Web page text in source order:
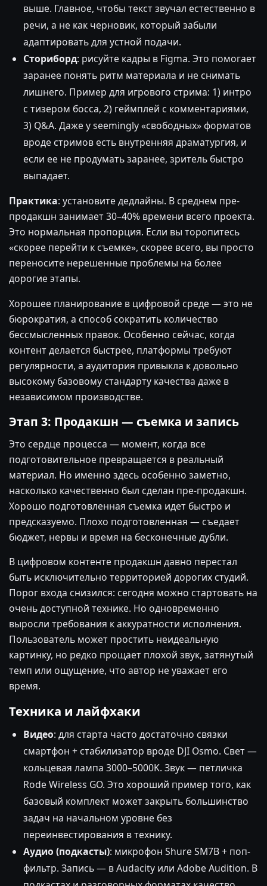
выше. Главное, чтобы текст звучал естественно в
речи, а не как черновик, который забыли
адаптировать для устной подачи.
Сториборд: рисуйте кадры в Figma. Это помогает
заранее понять ритм материала и не снимать
лишнего. Пример для игрового стрима: 1) интро
с тизером босса, 2) геймплей с комментариями,
3) Q&A. Даже у seemingly «свободных» форматов
вроде стримов есть внутренняя драматургия, и
если ее не продумать заранее, зритель быстро
выпадает.
Практика: установите дедлайны. В среднем пре-
продакшн занимает 30–40% времени всего проекта.
Это нормальная пропорция. Если вы торопитесь
«скорее перейти к съемке», скорее всего, вы просто
переносите нерешенные проблемы на более
дорогие этапы.
Хорошее планирование в цифровой среде — это не
бюрократия, а способ сократить количество
бессмысленных правок. Особенно сейчас, когда
контент делается быстрее, платформы требуют
регулярности, а аудитория привыкла к довольно
высокому базовому стандарту качества даже в
независимом производстве.
Этап 3: Продакшн — съемка и запись
Это сердце процесса — момент, когда все
подготовительное превращается в реальный
материал. Но именно здесь особенно заметно,
насколько качественно был сделан пре-продакшн.
Хорошо подготовленная съемка идет быстро и
предсказуемо. Плохо подготовленная — съедает
бюджет, нервы и время на бесконечные дубли.
В цифровом контенте продакшн давно перестал
быть исключительно территорией дорогих студий.
Порог входа снизился: сегодня можно стартовать на
очень доступной технике. Но одновременно
выросли требования к аккуратности исполнения.
Пользователь может простить неидеальную
картинку, но редко прощает плохой звук, затянутый
темп или ощущение, что автор не уважает его
время.
Техника и лайфхаки
Видео: для старта часто достаточно связки
смартфон + стабилизатор вроде DJI Osmo. Свет —
кольцевая лампа 3000–5000K. Звук — петличка
Rode Wireless GO. Это хороший пример того, как
базовый комплект может закрыть большинство
задач на начальном уровне без
переинвестирования в технику.
Аудио (подкасты): микрофон Shure SM7B + поп-
фильтр. Запись — в Audacity или Adobe Audition. В